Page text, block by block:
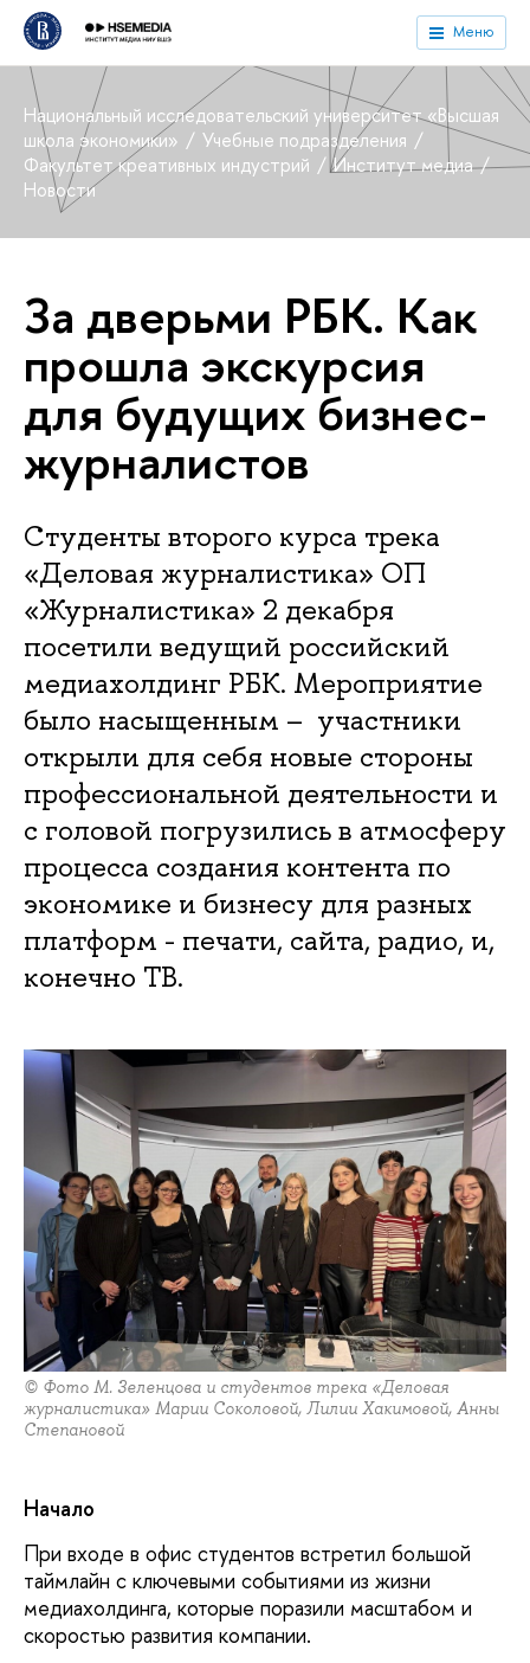
Меню
Национальный исследовательский университет «Высшая
школа экономики»
Учебные подразделения
Факультет креативных индустрий
Институт медиа
Новости
За дверьми РБК. Как
прошла экскурсия
для будущих бизнес-
журналистов
Студенты второго курса трека
«Деловая журналистика» ОП
«Журналистика» 2 декабря
посетили ведущий российский
медиахолдинг РБК. Мероприятие
было насыщенным – участники
открыли для себя новые стороны
профессиональной деятельности и
с головой погрузились в атмосферу
процесса создания контента по
экономике и бизнесу для разных
платформ - печати, сайта, радио, и,
конечно ТВ.
© Фото М. Зеленцова и студентов трека «Деловая
журналистика» Марии Соколовой, Лилии Хакимовой, Анны
Степановой
Начало
При входе в офис студентов встретил большой
таймлайн с ключевыми событиями из жизни
медиахолдинга, которые поразили масштабом и
скоростью развития компании.